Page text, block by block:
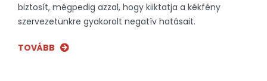
biztosít, mégpedig azzal, hogy kiiktatja a kékfény
szervezetünkre gyakorolt negatív hatásait.
TOVÁBB